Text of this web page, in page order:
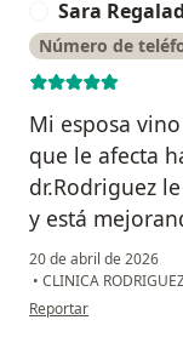
Sara
Número de
Mi esposa
que le afecta
dr.Rodriguez
y está
20 de abril de 2026
• CLINICA
en opinión del usuario
Reportar